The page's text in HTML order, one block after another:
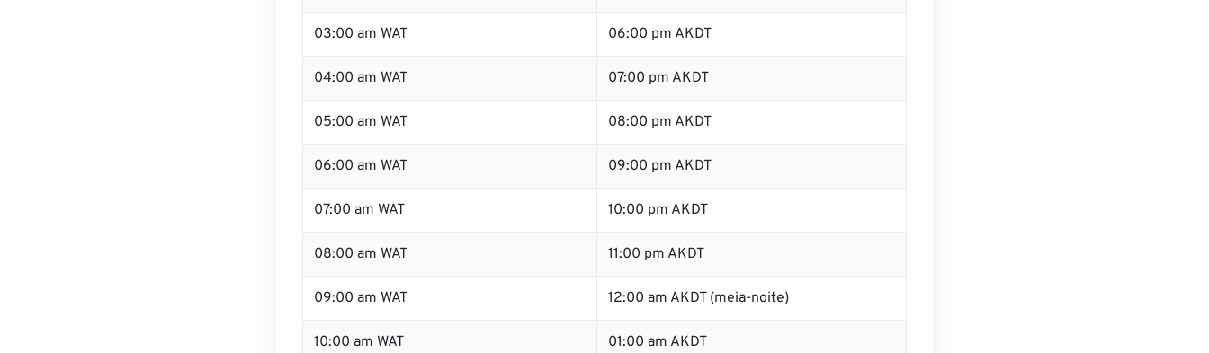
03:00 am WAT 06:00 pm AKDT
04:00 am WAT 07:00 pm AKDT
05:00 am WAT 08:00 pm AKDT
06:00 am WAT 09:00 pm AKDT
07:00 am WAT 10:00 pm AKDT
08:00 am WAT 11:00 pm AKDT
09:00 am WAT 12:00 am AKDT (meia-noite)
10:00 am WAT 01:00 am AKDT